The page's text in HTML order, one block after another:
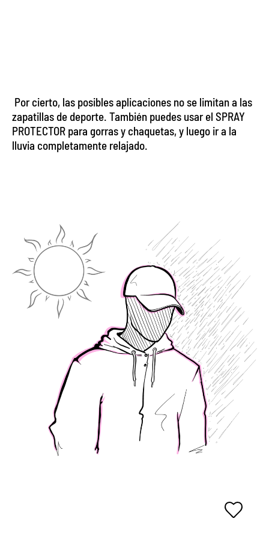
Por cierto, las posibles aplicaciones no se limitan a las
zapatillas de deporte. También puedes usar el SPRAY
PROTECTOR para gorras y chaquetas, y luego ir a la
lluvia completamente relajado.